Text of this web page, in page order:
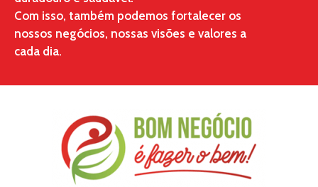
Com isso, também podemos fortalecer os
nossos negócios, nossas visões e valores a
cada dia.